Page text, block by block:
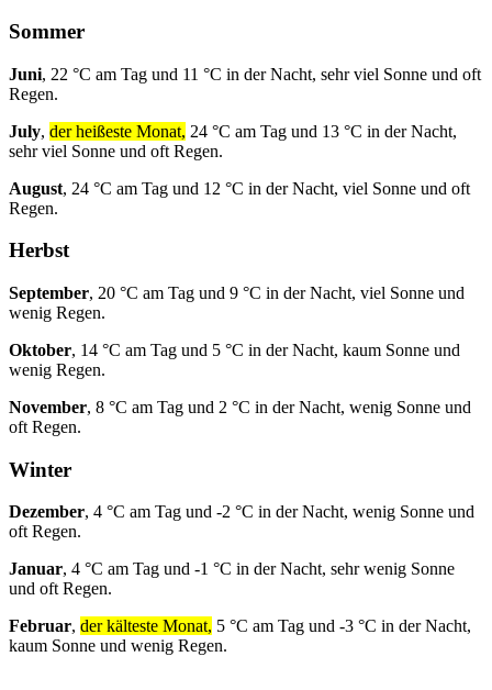
Sommer
Juni, 22 °C am Tag und 11 °C in der Nacht, sehr viel Sonne und oft
Regen.
July, der heißeste Monat, 24 °C am Tag und 13 °C in der Nacht,
sehr viel Sonne und oft Regen.
August, 24 °C am Tag und 12 °C in der Nacht, viel Sonne und oft
Regen.
Herbst
September, 20 °C am Tag und 9 °C in der Nacht, viel Sonne und
wenig Regen.
Oktober, 14 °C am Tag und 5 °C in der Nacht, kaum Sonne und
wenig Regen.
November, 8 °C am Tag und 2 °C in der Nacht, wenig Sonne und
oft Regen.
Winter
Dezember, 4 °C am Tag und -2 °C in der Nacht, wenig Sonne und
oft Regen.
Januar, 4 °C am Tag und -1 °C in der Nacht, sehr wenig Sonne
und oft Regen.
Februar, der kälteste Monat, 5 °C am Tag und -3 °C in der Nacht,
kaum Sonne und wenig Regen.